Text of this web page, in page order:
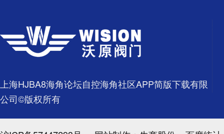
上海HJBA8海角论坛自控海角社区APP简版下载有限
公司©版权所有